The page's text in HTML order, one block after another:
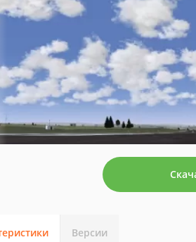
Версии